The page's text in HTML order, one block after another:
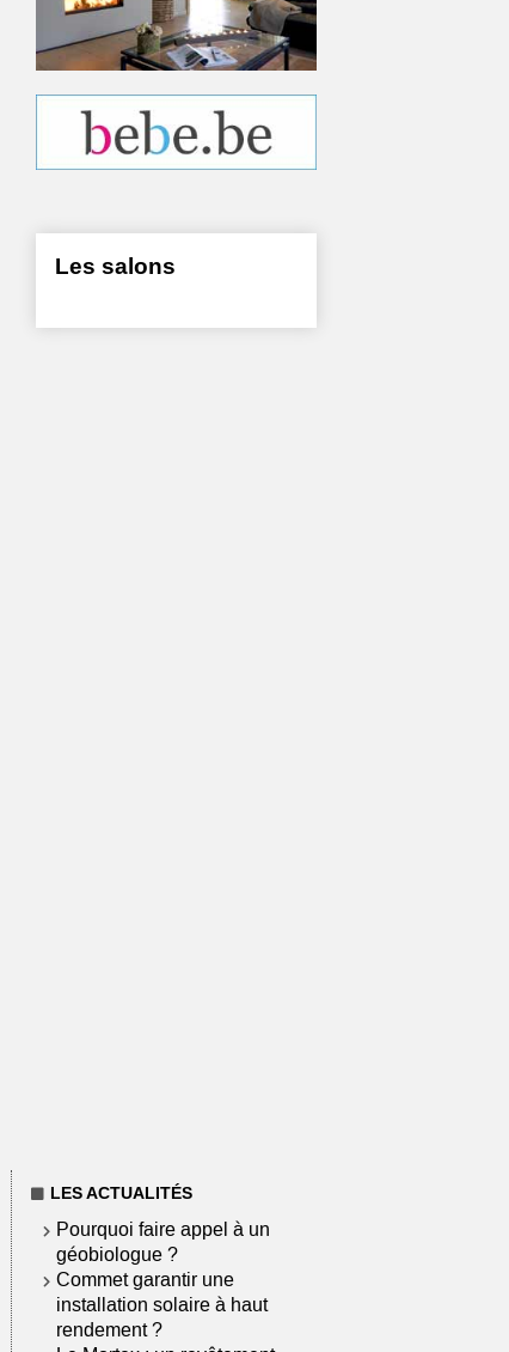
Les salons
LES ACTUALITÉS
Pourquoi faire appel à un
géobiologue ?
Commet garantir une
installation solaire à haut
rendement ?